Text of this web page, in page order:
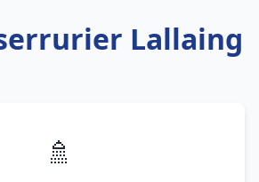
Lallaing
🚿